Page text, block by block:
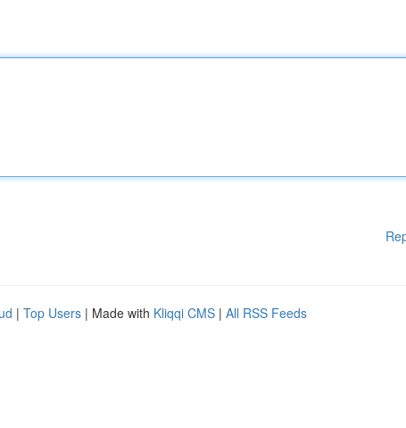
| Top Users | Made with Kliqqi CMS | All RSS Feeds